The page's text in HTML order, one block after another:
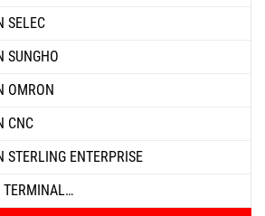
SELEC
SUNGHO
OMRON
CNC
STERLING ENTERPRISE
TERMINAL…